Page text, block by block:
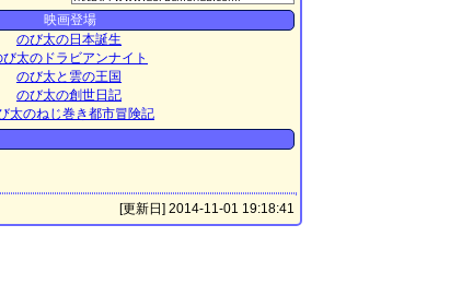
映画登場
のび太の日本誕生
び太のドラビアンナイト
のび太と雲の王国
のび太の創世日記
太のねじ巻き都市冒険記
[更新日] 2014-11-01 19:18:41